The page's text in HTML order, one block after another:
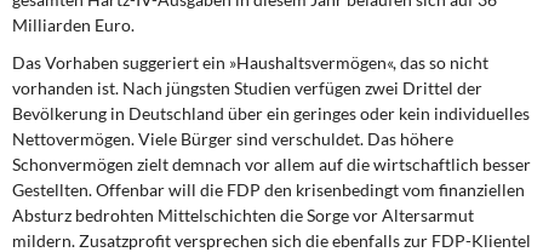
Kontakt
Milliarden Euro.
Das Vorhaben suggeriert ein »Haushaltsvermögen«, das so nicht
vorhanden ist. Nach jüngsten Studien verfügen zwei Drittel der
Bevölkerung in Deutschland über ein geringes oder kein individuelles
Nettovermögen. Viele Bürger sind verschuldet. Das höhere
Schonvermögen zielt demnach vor allem auf die wirtschaftlich besser
Gestellten. Offenbar will die FDP den krisenbedingt vom finanziellen
Absturz bedrohten Mittelschichten die Sorge vor Altersarmut
mildern. Zusatzprofit versprechen sich die ebenfalls zur FDP-Klientel